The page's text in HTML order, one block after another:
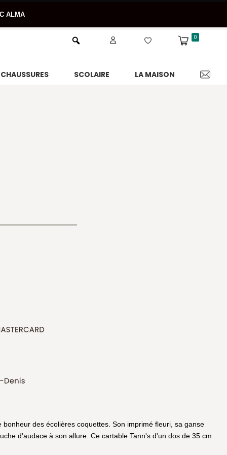
ALMA
0
CHAUSSURES SCOLAIRE LA MAISON
des écolières coquettes. Son imprimé fleuri, sa ganse
d'audace à son allure. Ce cartable Tann's d'un dos de 35 cm